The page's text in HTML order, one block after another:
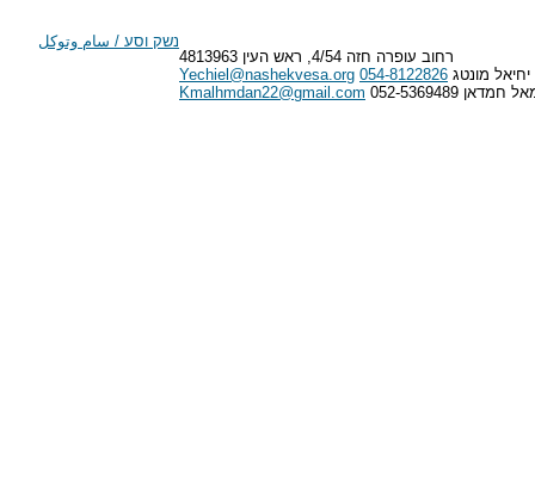
נשק וסע / سام وتوكل
רחוב עופרה חזה 4/54, ראש העין 4813963
מונטג 054-8122826
Yechiel@nashekvesa.org
חמדאן 052-5369489
Kmalhmdan22@gmail.com